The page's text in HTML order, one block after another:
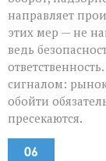
направляет
этих мер — не
ведь
сигналом:
обойти
пресекаются.
06